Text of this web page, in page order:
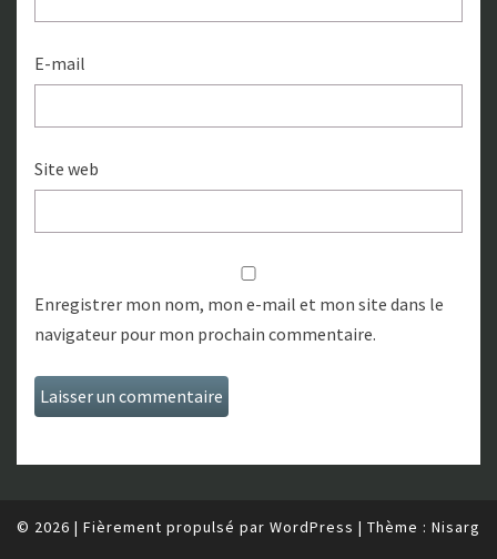
E-mail
Site web
Enregistrer mon nom, mon e-mail et mon site dans le
navigateur pour mon prochain commentaire.
© 2026 | Fièrement propulsé par WordPress | Thème : Nisarg